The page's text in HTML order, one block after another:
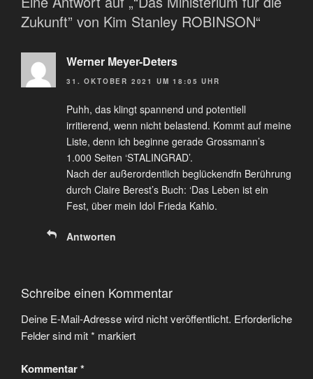
Zukunft” von Kim Stanley ROBINSON“
Werner Meyer-Deters
31. OKTOBER 2021 UM 18:05 UHR
Puhh, das klingt spannend und potentiell
irritierend, wenn nicht belastend. Kommt auf meine
Liste, denn ich beginne gerade Grossmann’s
1.000 Seiten ‘STALINGRAD’.
Nach der außerordentlich beglückendfn Berührung
durch Claire Berest’s Buch: ‘Das Leben ist ein
Fest, über mein Idol Frieda Kahlo.
Antworten
Schreibe einen Kommentar
Deine E-Mail-Adresse wird nicht veröffentlicht. Erforderliche
Felder sind mit* markiert
Kommentar*